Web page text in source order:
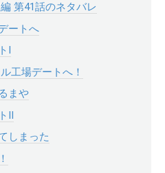
第41話のネタバレ
ートへ
Ⅰ
工場デートへ！
まや
Ⅱ
しまった